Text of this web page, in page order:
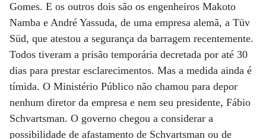
Gomes. E os outros dois são os engenheiros Makoto
Namba e André Yassuda, de uma empresa alemã, a Tüv
Süd, que atestou a segurança da barragem recentemente.
Todos tiveram a prisão temporária decretada por até 30
dias para prestar esclarecimentos. Mas a medida ainda é
tímida. O Ministério Público não chamou para depor
nenhum diretor da empresa e nem seu presidente, Fábio
Schvartsman. O governo chegou a considerar a
possibilidade de afastamento de Schvartsman ou de